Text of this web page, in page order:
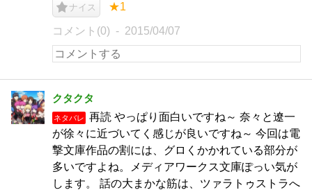
ナイス ★1
コメント(0) 2015/04/07
クタクタ
ネタバレ
再読 やっぱり面白いですね～ 奈々と遼一
が徐々に近づいてく感じが良いですね～ 今回は電
撃文庫作品の割には、グロくかかれている部分が
多いですよね。メディアワークス文庫ぽっい気が
します。 話の大まかな筋は、ツァラトゥストラへ